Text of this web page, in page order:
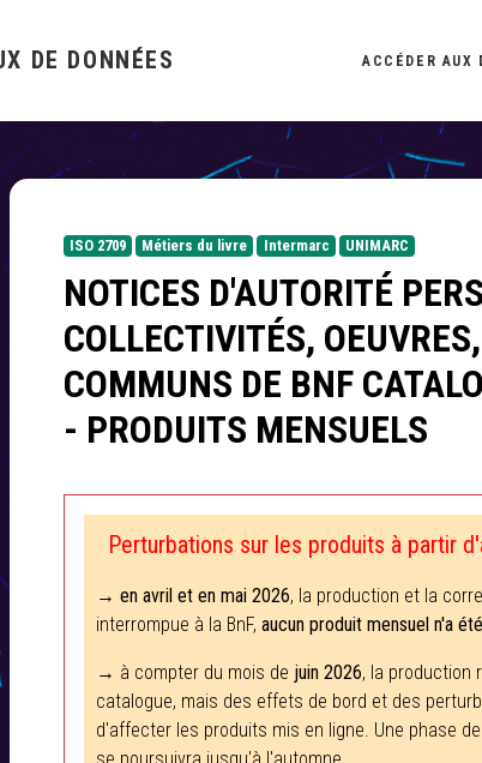
DE DONNÉES ACCÉDER AUX
ISO 2709 Métiers du livre Intermarc UNIMARC
NOTICES D'AUTORITÉ
COLLECTIVITÉS,
COMMUNS DE BNF
- PRODUITS MENSUELS
Perturbations sur les produits à partir
→ en avril et en mai 2026, la production et la
interrompue à la BnF, aucun produit mensuel n'a
→ à compter du mois de juin 2026, la production
catalogue, mais des effets de bord et des
d'affecter les produits mis en ligne. Une phase